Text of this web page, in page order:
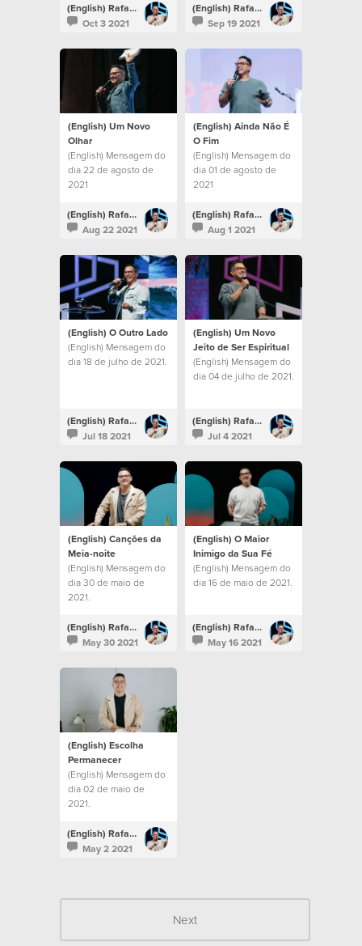
(English) Rafael Bitencourt
Oct 3 2021
(English) Rafael Bitencourt
Sep 19 2021
(English) Um Novo
Olhar
(English) Mensagem do
dia 22 de agosto de
2021
(English) Rafael Bitencourt
Aug 22 2021
(English) Ainda Não É
O Fim
(English) Mensagem do
dia 01 de agosto de
2021
(English) Rafael Bitencourt
Aug 1 2021
(English) O Outro Lado
(English) Mensagem do
dia 18 de julho de 2021.
(English) Rafael Bitencourt
Jul 18 2021
(English) Um Novo
Jeito de Ser Espiritual
(English) Mensagem do
dia 04 de julho de 2021.
(English) Rafael Bitencourt
Jul 4 2021
(English) Canções da
Meia-noite
(English) Mensagem do
dia 30 de maio de
2021.
(English) Rafael Bitencourt
May 30 2021
(English) O Maior
Inimigo da Sua Fé
(English) Mensagem do
dia 16 de maio de 2021.
(English) Rafael Bitencourt
May 16 2021
(English) Escolha
Permanecer
(English) Mensagem do
dia 02 de maio de
2021.
(English) Rafael Bitencourt
May 2 2021
Next